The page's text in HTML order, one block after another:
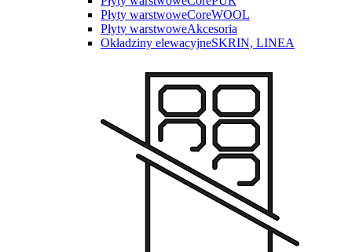
Płyty warstwoweCoreWOOL
Płyty warstwoweAkcesoria
Okładziny elewacyjneSKRIN, LINEA